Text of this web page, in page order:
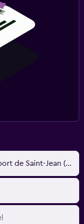
Saint-Jean, NB, Canada - Aéroport de Saint-Jean (YSJ)